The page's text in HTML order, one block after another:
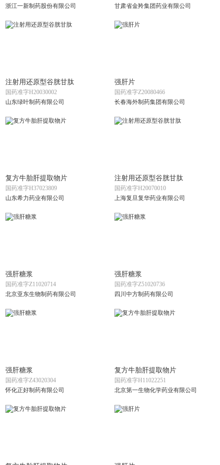
浙江一新制药股份有限公司
甘肃省金羚集团药业有限公司
注射用还原型谷胱甘肽
国药准字H20030002
山东绿叶制药有限公司
强肝片
国药准字Z20080466
长春海外制药集团有限公司
复方牛胎肝提取物片
国药准字H37023809
山东希力药业有限公司
注射用还原型谷胱甘肽
国药准字H20070010
上海复旦复华药业有限公司
强肝糖浆
国药准字Z11020714
北京亚东生物制药有限公司
强肝糖浆
国药准字Z51020736
四川中方制药有限公司
强肝糖浆
国药准字Z43020304
怀化正好制药有限公司
复方牛胎肝提取物片
国药准字H11022251
北京第一生物化学药业有限公司